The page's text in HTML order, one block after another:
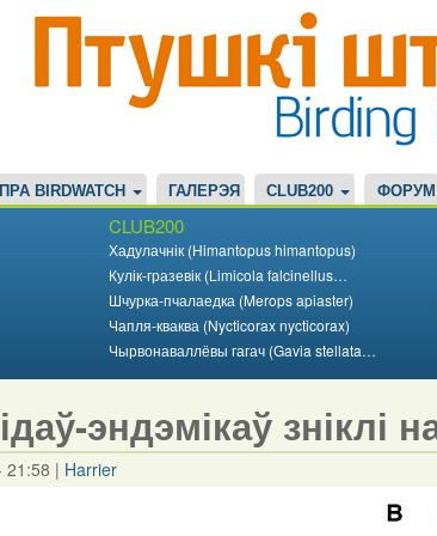
ПРА BIRDWATCH ГАЛЕРЭЯ CLUB200 ФОРУМ
CLUB200
Хадулачнік (Himantopus himantopus)
Кулік-гразевік (Limicola falcinellus…
Шчурка-пчалаедка (Merops apiaster)
Чапля-кваква (Nycticorax nycticorax)
Чырвонаваллёвы гагач (Gavia stellata…
эндэмікаў зніклі
21:58 | Harrier